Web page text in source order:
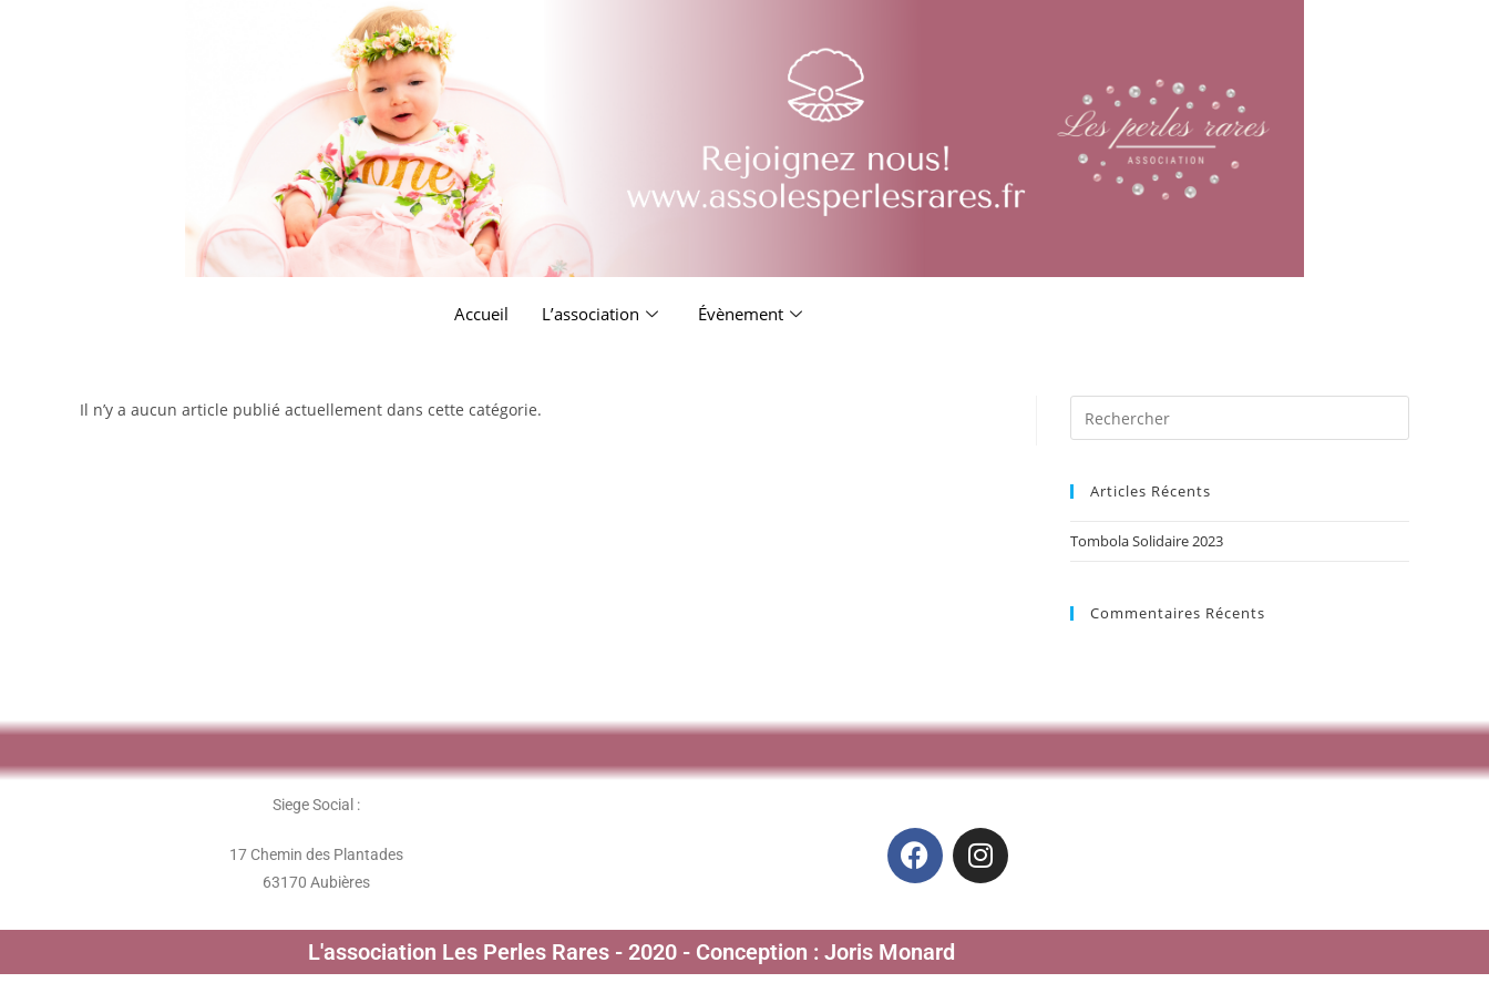
Accueil L’association Évènement
Il n’y a aucun article publié actuellement dans cette catégorie.
Articles Récents
Tombola Solidaire 2023
Commentaires Récents
Siege Social :
17 Chemin des Plantades
63170 Aubières
L'association Les Perles Rares - 2020 - Conception : Joris Monard